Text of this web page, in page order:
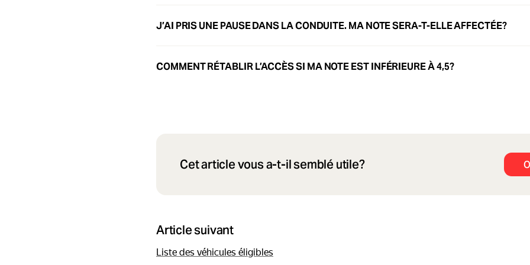
J’AI PRIS UNE PAUSE DANS LA CONDUITE. MA NOTE SERA-T-ELLE AFFECTÉE?
COMMENT RÉTABLIR L’ACCÈS SI MA NOTE EST INFÉRIEURE À 4,5?
Cet article vous a-t-il semblé utile?
Article suivant
Liste des véhicules éligibles